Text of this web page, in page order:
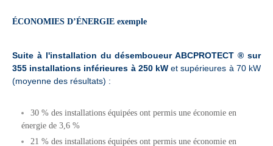
ÉCONOMIES D’ÉNERGIE exemple
Suite à l'installation du désemboueur ABCPROTECT ® sur
355 installations inférieures à 250 kW et supérieures à 70 kW
(moyenne des résultats) :
30 % des installations équipées ont permis une économie en
énergie de 3,6 %
21 % des installations équipées ont permis une économie en